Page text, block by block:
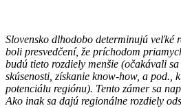
Slovensko dlhodobo determinujú veľké
boli presvedčení, že príchodom
budú tieto rozdiely menšie (očakávali
skúsenosti, získanie know-how, a pod.,
potenciálu regiónu). Tento zámer sa
Ako inak sa dajú regionálne rozdiely